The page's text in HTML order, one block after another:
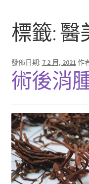
膳Ｉ養生藥膳
孕Ｉ月子系列
浴Ｉ沐浴包
香Ｉ香料廚房
全Ｉ養生總覽
我的帳號
標籤:醫
發佈日期: 7 2 月, 2021 作
術後消